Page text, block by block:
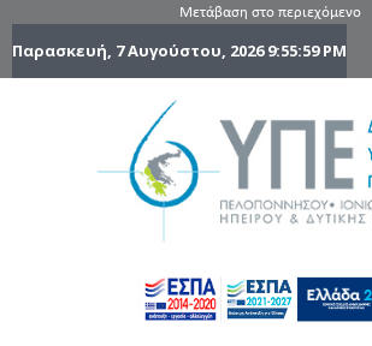
Μετάβαση στο περιεχόμενο
Παρασκευή, 7 Αυγούστου, 20269:56:00 PM